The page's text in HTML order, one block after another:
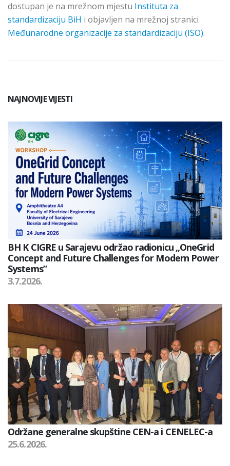
dostupan je na mrežnom mjestu Instituta za
standardizaciju BiH i objavljen na mrežnoj stranici
Međunarodne organizacije za standardizaciju (ISO).
NAJNOVIJE VIJESTI
BH K CIGRE u Sarajevu održao radionicu „OneGrid
Concept and Future Challenges for Modern Power
Systems”
3.7.2026.
Održane generalne skupštine CEN-a i CENELEC-a
25.6.2026.